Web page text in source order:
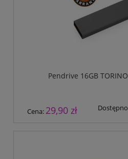
Pendrive 16GB
Cena: 29,90 zł